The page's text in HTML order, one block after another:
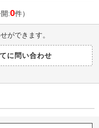
:0件）
ができます。